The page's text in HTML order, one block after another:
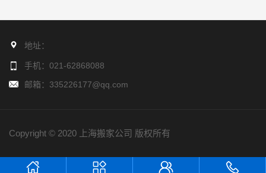
地址：
手机：021-62868088
邮箱：335226177@qq.com
Copyright © 2020 上海搬家公司 版权所有